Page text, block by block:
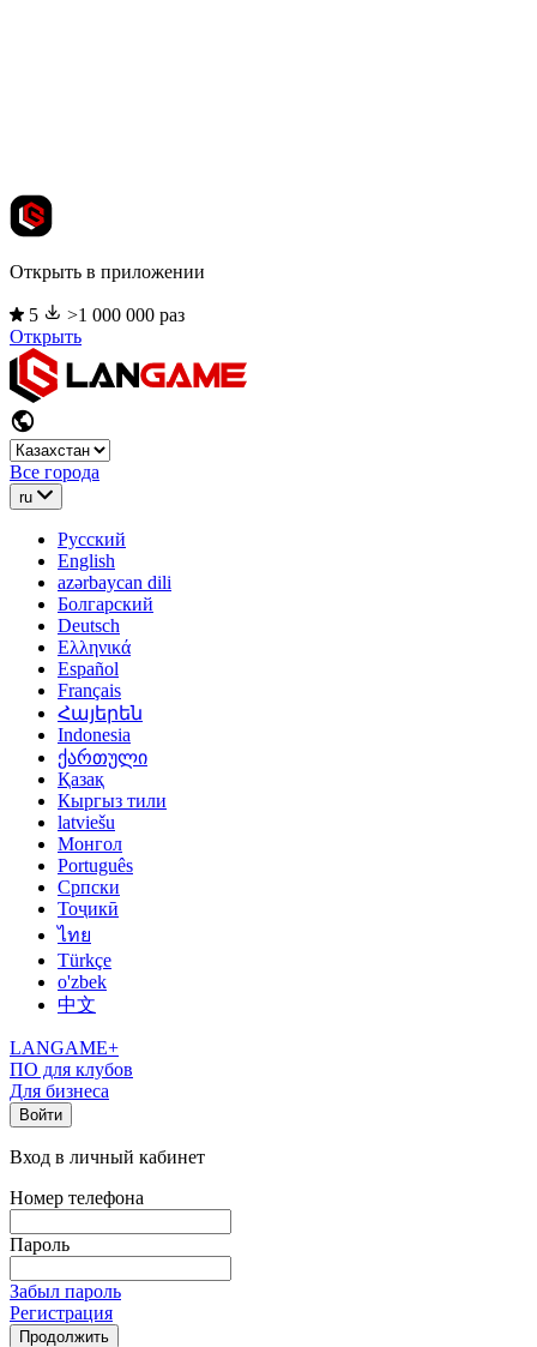
Открыть в приложении
5
>1 000 000 раз
Открыть
Все города
ru
Русский
English
azərbaycan dili
Болгарский
Deutsch
Ελληνικά
Español
Français
Հայերեն
Indonesia
ქართული
Қазақ
Кыргыз тили
latviešu
Монгол
Português
Српски
Тоҷикӣ
ไทย
Türkçe
o'zbek
中文
LANGAME+
ПО для клубов
Для бизнеса
Войти
Вход в личный кабинет
Номер телефона
Пароль
Забыл пароль
Регистрация
Продолжить